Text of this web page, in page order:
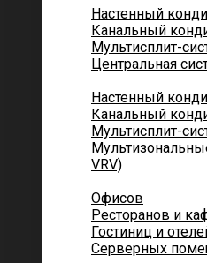
Настенный
Канальный
Мультисплит-
Центральная
Настенный
Канальный
Мультисплит-
VRV)
Офисов
Ресторанов и
Гостиниц и
Серверных